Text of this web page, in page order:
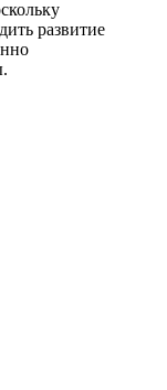
развитие